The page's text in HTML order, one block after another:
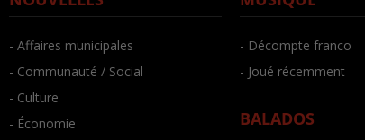
- Affaires municipales
- Communauté / Social
- Culture
- Économie
- Décompte franco
- Joué récemment
BALADOS